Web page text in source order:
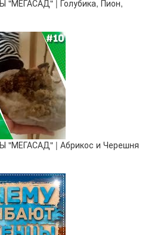
| Голубика, Пион,
| Абрикос и Черешня